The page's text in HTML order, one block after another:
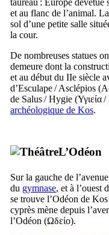
et au flanc de l’animal.
sol d’une petite salle
la cour.
De nombreuses statues
demeure dont la
et au début du IIe siècle
d’Esculape / Asclépios (
de Salus / Hygie (Υγιεία/
archéologique de Kos.
L’Odéon
Sur la gauche de
du gymnase, et à l’ouest
se trouve l’Odéon de Kos
cyprès mène depuis
l’Odéon (Ωδείο).